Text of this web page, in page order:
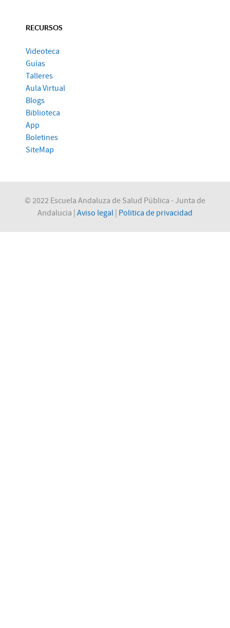
RECURSOS
Videoteca
Guías
Talleres
Aula Virtual
Blogs
Biblioteca
App
Boletines
SiteMap
© 2022 Escuela Andaluza de Salud Pública - Junta de
Andalucia | Aviso legal Politica de privacidad